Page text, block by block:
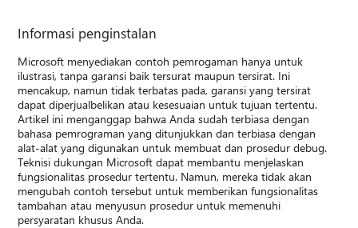
Informasi penginstalan
Microsoft menyediakan contoh pemrogaman hanya untuk
ilustrasi, tanpa garansi baik tersurat maupun tersirat. Ini
mencakup, namun tidak terbatas pada, garansi yang tersirat
dapat diperjualbelikan atau kesesuaian untuk tujuan tertentu.
Artikel ini menganggap bahwa Anda sudah terbiasa dengan
bahasa pemrograman yang ditunjukkan dan terbiasa dengan
alat-alat yang digunakan untuk membuat dan prosedur debug.
Teknisi dukungan Microsoft dapat membantu menjelaskan
fungsionalitas prosedur tertentu. Namun, mereka tidak akan
mengubah contoh tersebut untuk memberikan fungsionalitas
tambahan atau menyusun prosedur untuk memenuhi
persyaratan khusus Anda.